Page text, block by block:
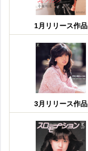
1月リリース作品
3月リリース作品